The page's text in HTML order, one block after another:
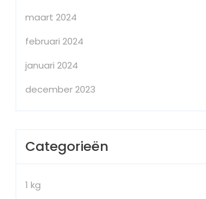
maart 2024
februari 2024
januari 2024
december 2023
Categorieën
1 kg